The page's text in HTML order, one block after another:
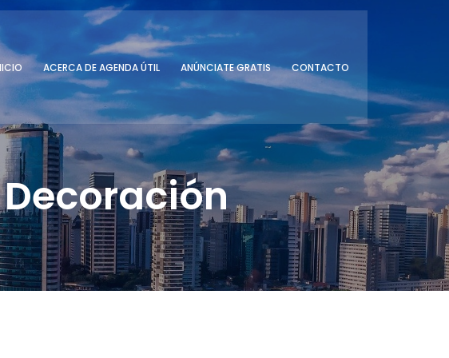
ACERCA DE AGENDA ÚTIL ANÚNCIATE GRATIS CONTACTO